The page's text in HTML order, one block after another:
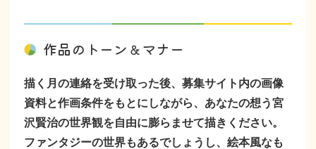
作品のトーン＆マナー
描く月の連絡を受け取った後、募集サイト内の画像
資料と作画条件をもとにしながら、あなたの想う宮
沢賢治の世界観を自由に膨らませて描きください。
ファンタジーの世界もあるでしょうし、絵本風なも